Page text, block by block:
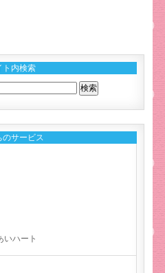
ト内検索
のサービス
いハート